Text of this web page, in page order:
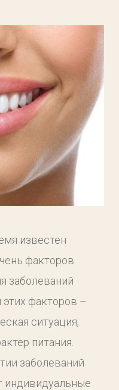
известен
факторов
заболеваний
этих факторов –
ситуация,
питания.
заболеваний
индивидуальные